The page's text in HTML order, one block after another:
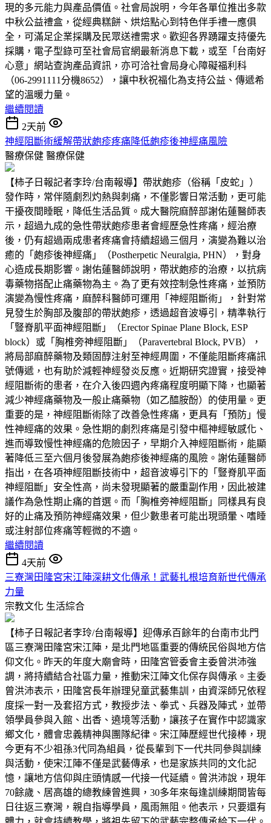
現的多元能力與產品價值。社會局說明，今年各單位推出多款
中秋公益禮盒，從經典糕餅、烘焙點心到特色伴手禮一應俱
全，可滿足企業採購及民眾送禮需求。歡迎各界踴躍支持優先
採購，電子型錄可至社會局官網最新消息下載，或至「台南好
心意」網站查詢產品資訊，亦可洽社會局身心障礙福利科
（06-2991111分機8652），讓中秋祝福化為支持公益、傳遞希
望的溫暖力量。
繼續閱讀
2天前
神經阻斷術緩解帶狀皰疹疼痛降低皰疹後神經痛風險
醫療保健 醫療保健
【柿子日報記者李玲/台南報導】帶狀皰疹（俗稱「皮蛇」）
發作時，常伴隨劇烈灼熱與刺痛，不僅影響日常活動，更可能
干擾夜間睡眠，降低生活品質。成大醫院麻醉部謝佑蓮醫師表
示，超過九成的急性帶狀皰疹患者會經歷急性疼痛，經治療
後，仍有超過兩成患者疼痛會持續超過三個月，演變為難以治
癒的「皰疹後神經痛」（Postherpetic Neuralgia, PHN），對身
心造成長期影響。謝佑蓮醫師說明，帶狀皰疹的治療，以抗病
毒藥物搭配止痛藥物為主。為了更有效控制急性疼痛，並預防
演變為慢性疼痛，麻醉科醫師可運用「神經阻斷術」，針對常
見發生於胸部及腹部的帶狀皰疹，透過超音波導引，精準執行
「豎脊肌平面神經阻斷」（Erector Spinae Plane Block, ESP
block）或「胸椎旁神經阻斷」（Paravertebral Block, PVB），
將局部麻醉藥物及類固醇注射至神經周圍，不僅能阻斷疼痛訊
號傳遞，也有助於減輕神經發炎反應。近期研究證實，接受神
經阻斷術的患者，在介入後四週內疼痛程度明顯下降，也顯著
減少神經痛藥物及一般止痛藥物（如乙醯胺酚）的使用量。更
重要的是，神經阻斷術除了改善急性疼痛，更具有「預防」慢
性神經痛的效果。急性期的劇烈疼痛是引發中樞神經敏感化、
進而導致慢性神經痛的危險因子，早期介入神經阻斷術，能顯
著降低三至六個月後發展為皰疹後神經痛的風險。謝佑蓮醫師
指出，在各項神經阻斷技術中，超音波導引下的「豎脊肌平面
神經阻斷」安全性高，尚未發現顯著的嚴重副作用，因此被建
議作為急性期止痛的首選。而「胸椎旁神經阻斷」同樣具有良
好的止痛及預防神經痛效果，但少數患者可能出現頭暈、嗜睡
或注射部位疼痛等輕微的不適。
繼續閱讀
4天前
三寮灣田隆宮宋江陣深耕文化傳承！武藝扎根培育新世代傳承
力量
宗教文化 生活綜合
【柿子日報記者李玲/台南報導】迎傳承百餘年的台南市北門
區三寮灣田隆宮宋江陣，是北門地區重要的傳統民俗與地方信
仰文化。昨天的年度大廟會時，田隆宮管委會主委曾洪沛強
調，將持續結合社區力量，推動宋江陣文化保存與傳承。主委
曾洪沛表示，田隆宮長年辦理兒童武藝集訓，由資深師兄依程
度採一對一及套招方式，教授步法、拳式、兵器及陣式，並帶
領學員參與入館、出香、遶境等活動，讓孩子在實作中認識家
鄉文化，體會忠義精神與團隊紀律。宋江陣歷經世代接棒，現
今更有不少祖孫3代同為組員，從長輩到下一代共同參與訓練
與活動，使宋江陣不僅是武藝傳承，也是家族共同的文化記
憶，讓地方信仰與庄頭情感一代接一代延續。曾洪沛說，現年
70餘歲、居高雄的總教練曾進興，30多年來每逢訓練期間皆每
日往返三寮灣，親自指導學員，風雨無阻。他表示，只要還有